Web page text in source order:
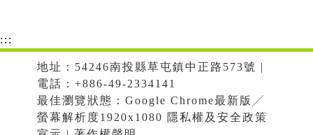
:::
地址：54246南投縣草屯鎮中正路573號 |
電話：+886-49-2334141
最佳瀏覽狀態：Google Chrome最新版╱
螢幕解析度1920x1080 隱私權及安全政策